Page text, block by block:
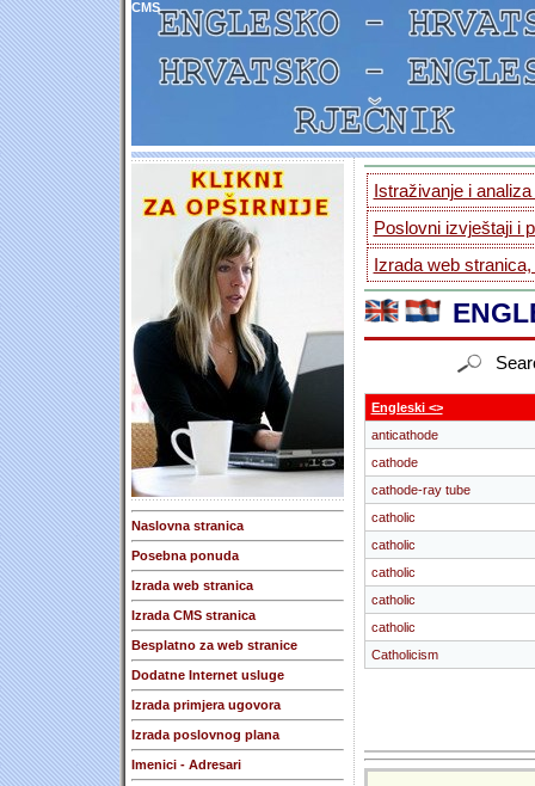
CMS
Naslovna stranica
Posebna ponuda
Izrada web stranica
Izrada CMS stranica
Besplatno za web stranice
Dodatne Internet usluge
Izrada primjera ugovora
Izrada poslovnog plana
Imenici - Adresari
Istraživanje i
Poslovni izvještaji i
Izrada web
Engleski <>
anticathode
cathode
cathode-ray tube
catholic
catholic
catholic
catholic
catholic
Catholicism